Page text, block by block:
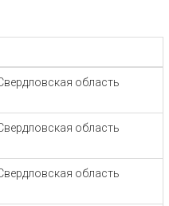
область
область
область